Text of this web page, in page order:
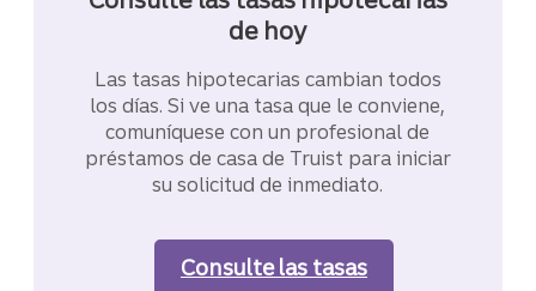
de hoy
Las tasas hipotecarias cambian todos
los días. Si ve una tasa que le conviene,
comuníquese con un profesional de
préstamos de casa de Truist para iniciar
su solicitud de inmediato.
Consulte las tasas